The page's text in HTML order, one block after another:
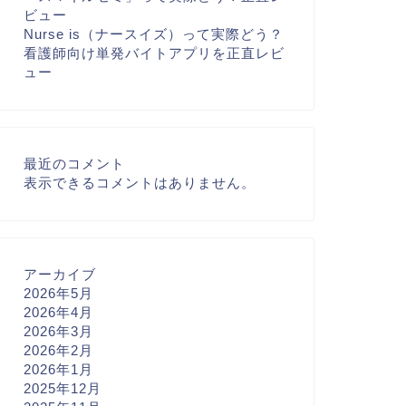
ビュー
Nurse is（ナースイズ）って実際どう？
看護師向け単発バイトアプリを正直レビ
ュー
最近のコメント
表示できるコメントはありません。
アーカイブ
2026年5月
2026年4月
2026年3月
2026年2月
2026年1月
2025年12月